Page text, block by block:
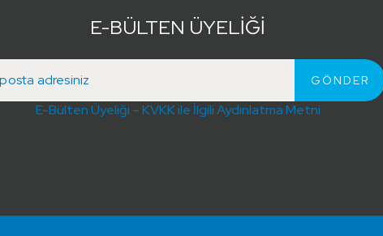
E-BÜLTEN ÜYELİĞİ
E-Bülten Üyeliği – KVKK ile İlgili Aydınlatma Metni